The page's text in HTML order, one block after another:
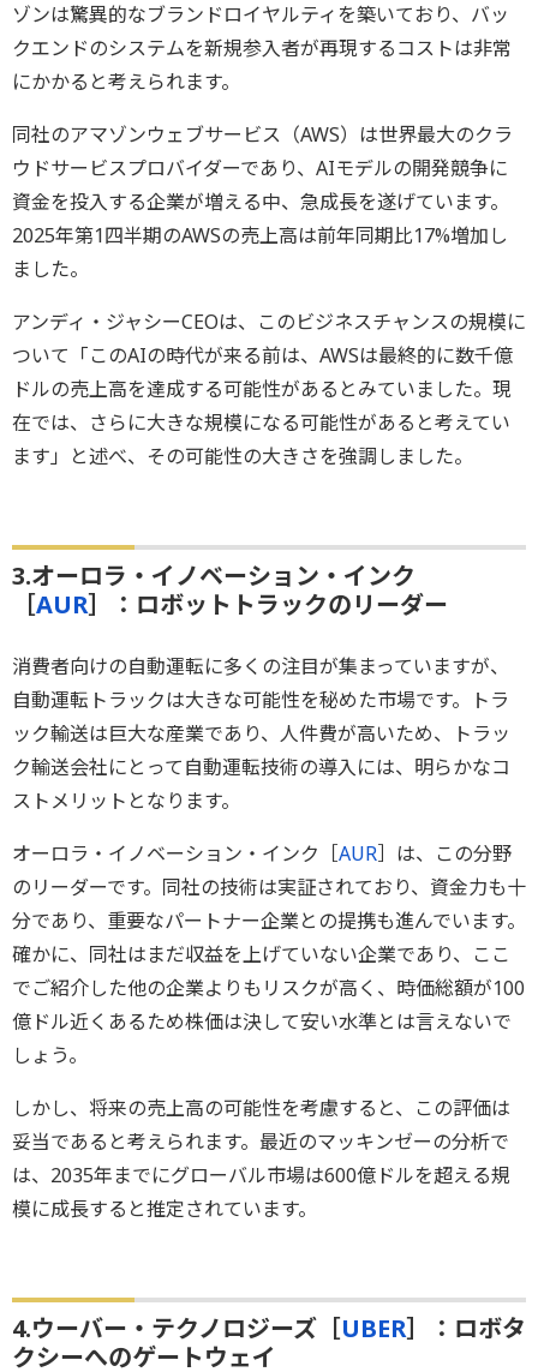
ゾンは驚異的なブランドロイヤルティを築いており、バッ
クエンドのシステムを新規参入者が再現するコストは非常
にかかると考えられます。
同社のアマゾンウェブサービス（AWS）は世界最大のクラ
ウドサービスプロバイダーであり、AIモデルの開発競争に
資金を投入する企業が増える中、急成長を遂げています。
2025年第1四半期のAWSの売上高は前年同期比17%増加し
ました。
アンディ・ジャシーCEOは、このビジネスチャンスの規模に
ついて「このAIの時代が来る前は、AWSは最終的に数千億
ドルの売上高を達成する可能性があるとみていました。現
在では、さらに大きな規模になる可能性があると考えてい
ます」と述べ、その可能性の大きさを強調しました。
3.オーロラ・イノベーション・インク
［AUR］：ロボットトラックのリーダー
消費者向けの自動運転に多くの注目が集まっていますが、
自動運転トラックは大きな可能性を秘めた市場です。トラ
ック輸送は巨大な産業であり、人件費が高いため、トラッ
ク輸送会社にとって自動運転技術の導入には、明らかなコ
ストメリットとなります。
オーロラ・イノベーション・インク［AUR］は、この分野
のリーダーです。同社の技術は実証されており、資金力も十
分であり、重要なパートナー企業との提携も進んでいます。
確かに、同社はまだ収益を上げていない企業であり、ここ
でご紹介した他の企業よりもリスクが高く、時価総額が100
億ドル近くあるため株価は決して安い水準とは言えないで
しょう。
しかし、将来の売上高の可能性を考慮すると、この評価は
妥当であると考えられます。最近のマッキンゼーの分析で
は、2035年までにグローバル市場は600億ドルを超える規
模に成長すると推定されています。
4.ウーバー・テクノロジーズ［UBER］：ロボタ
クシーへのゲートウェイ